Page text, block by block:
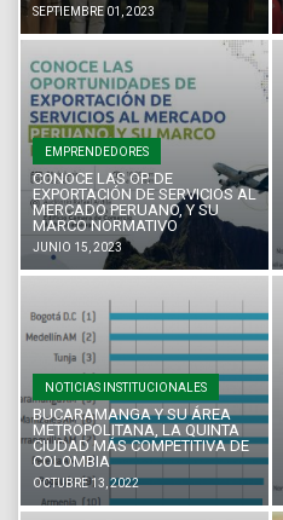
SEPTIEMBRE 01, 2023
EMPRENDEDORES
CONOCE LAS OP. DE
EXPORTACIÓN DE SERVICIOS AL
MERCADO PERUANO, Y SU
MARCO NORMATIVO
JUNIO 15, 2023
NOTICIAS INSTITUCIONALES
BUCARAMANGA Y SU ÁREA
METROPOLITANA, LA QUINTA
CIUDAD MÁS COMPETITIVA DE
COLOMBIA
OCTUBRE 13, 2022